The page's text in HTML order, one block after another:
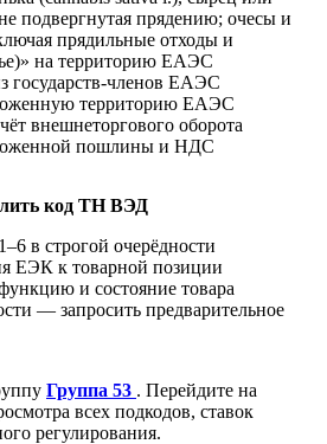
подвергнутая прядению; очесы и
прядильные отходы и
на территорию ЕАЭС
государств-членов ЕАЭС
территорию ЕАЭС
внешнеторгового оборота
пошлины и НДС
код ТН ВЭД
в строгой очерёдности
ЕЭК к товарной позиции
и состояние товара
— запросить предварительное
Группа 53 . Перейдите на
всех подкодов, ставок
регулирования.